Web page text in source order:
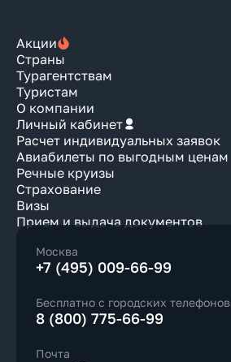
Акции
Страны
Турагентствам
Туристам
О компании
Личный кабинет
Расчет индивидуальных заявок
Авиабилеты по выгодным ценам
Речные круизы
Страхование
Визы
Прием и выдача документов
Москва
+7 (495) 009-66-99
Бесплатно с городских телефонов
8 (800) 775-66-99
Почта